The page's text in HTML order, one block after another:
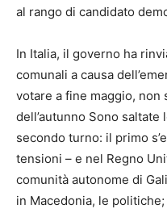
al rango di candidato
In Italia, il governo ha
comunali a causa
votare a fine maggio, non
dell’autunno Sono
secondo turno: il primo
tensioni – e nel Regno
comunità autonome di
in Macedonia, le